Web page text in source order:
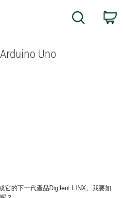
Search
Uno
它的下一代產品Digilent LINX。我要如